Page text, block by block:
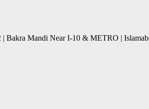
Mandi Near I-10 & METRO |